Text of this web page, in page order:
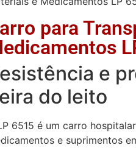
para
e
do leito
6515 é um carro
e suprimentos